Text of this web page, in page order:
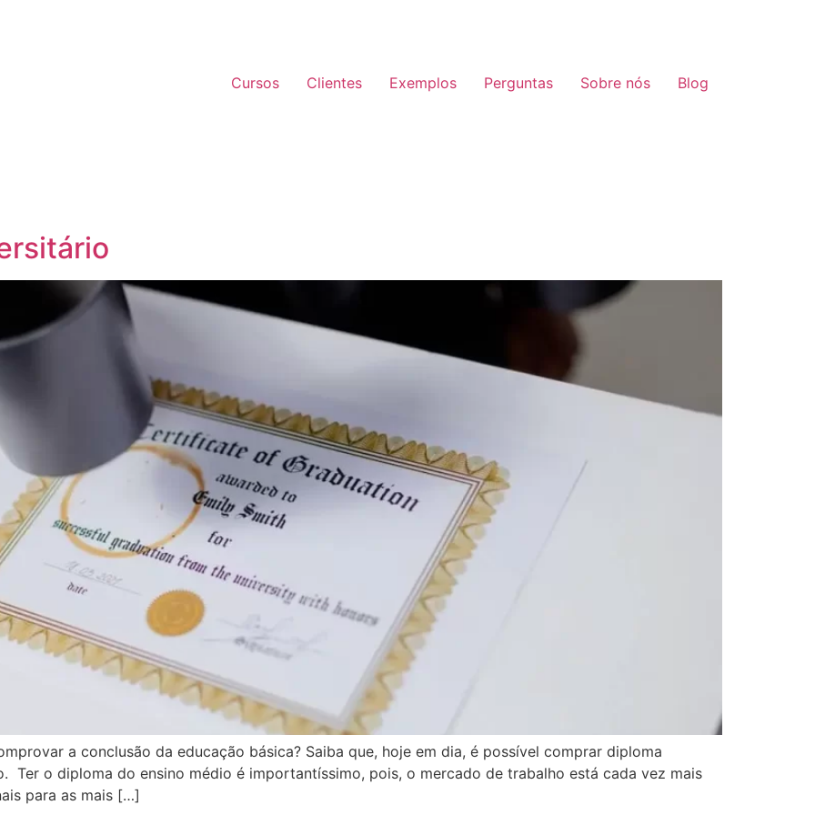
Cursos Clientes Exemplos Perguntas Sobre nós Blog
a conclusão da educação básica? Saiba que, hoje em dia, é possível comprar diploma
Ter o diploma do ensino médio é importantíssimo, pois, o mercado de trabalho está cada vez mais
para as mais […]